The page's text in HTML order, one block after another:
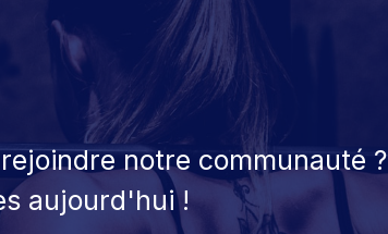
notre communauté ?
aujourd'hui !